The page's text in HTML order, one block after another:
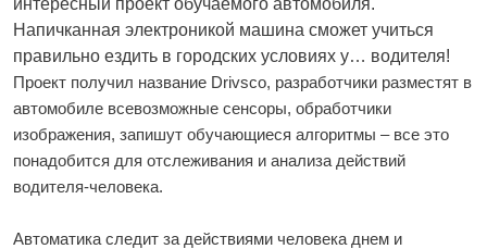
интересный проект обучаемого автомобиля.
Напичканная электроникой машина сможет учиться
правильно ездить в городских условиях у… водителя!
Проект получил название Drivsco, разработчики разместят в
автомобиле всевозможные сенсоры, обработчики
изображения, запишут обучающиеся алгоритмы – все это
понадобится для отслеживания и анализа действий
водителя-человека.
Автоматика следит за действиями человека днем и